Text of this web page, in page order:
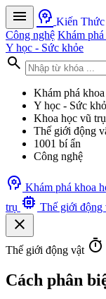
menu psychology Kiến
Công nghệ Khám
Y học - Sức khỏe
search
Khám phá
Y học - Sức
Khoa học vũ trụ
Thế giới động
1001 bí ẩn
Công nghệ
psychology Khám phá khoa
trụ memory Thế giới động
close
Thế giới động vật timer
Cách phân